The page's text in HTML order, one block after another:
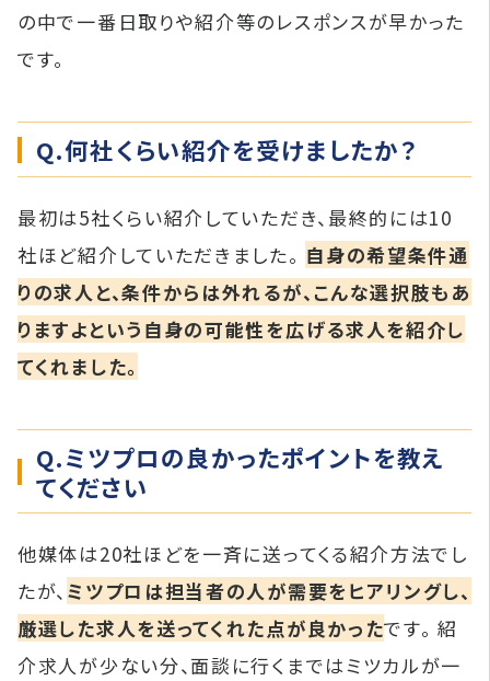
の中で一番日取りや紹介等のレスポンスが早かった
です。
Q.何社くらい紹介を受けましたか？
最初は5社くらい紹介していただき、最終的には10
社ほど紹介していただきました。 自身の希望条件通
りの求人と、条件からは外れるが、こんな選択肢もあ
りますよという自身の可能性を広げる求人を紹介し
てくれました。
Q.ミツプロの良かったポイントを教え
てください
他媒体は20社ほどを一斉に送ってくる紹介方法でし
たが、 ミツプロは担当者の人が需要をヒアリングし、
厳選した求人を送ってくれた点が良かったです。 紹
介求人が少ない分、面談に行くまではミツカルが一